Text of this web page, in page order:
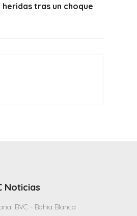
tras un choque
Noticias
BVC - Bahia Blanca